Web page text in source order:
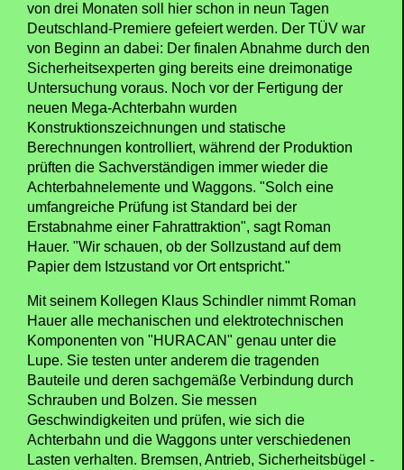
von drei Monaten soll hier schon in neun Tagen
Deutschland-Premiere gefeiert werden. Der TÜV war
von Beginn an dabei: Der finalen Abnahme durch den
Sicherheitsexperten ging bereits eine dreimonatige
Untersuchung voraus. Noch vor der Fertigung der
neuen Mega-Achterbahn wurden
Konstruktionszeichnungen und statische
Berechnungen kontrolliert, während der Produktion
prüften die Sachverständigen immer wieder die
Achterbahnelemente und Waggons. "Solch eine
umfangreiche Prüfung ist Standard bei der
Erstabnahme einer Fahrattraktion", sagt Roman
Hauer. "Wir schauen, ob der Sollzustand auf dem
Papier dem Istzustand vor Ort entspricht."
Mit seinem Kollegen Klaus Schindler nimmt Roman
Hauer alle mechanischen und elektrotechnischen
Komponenten von "HURACAN" genau unter die
Lupe. Sie testen unter anderem die tragenden
Bauteile und deren sachgemäße Verbindung durch
Schrauben und Bolzen. Sie messen
Geschwindigkeiten und prüfen, wie sich die
Achterbahn und die Waggons unter verschiedenen
Lasten verhalten. Bremsen, Antrieb, Sicherheitsbügel -